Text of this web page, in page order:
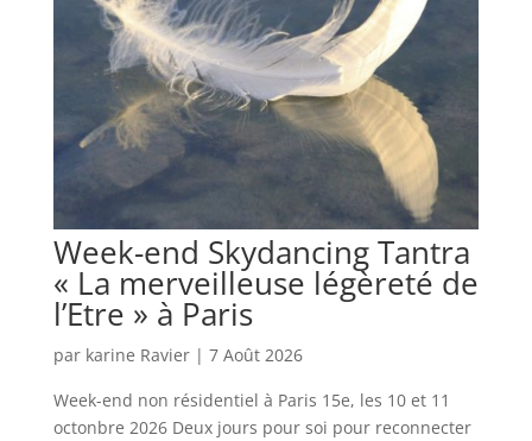
Week-end Skydancing Tantra
« La merveilleuse légèreté de
l’Etre » à Paris
par karine Ravier| 7 Août 2026
Week-end non résidentiel à Paris 15e, les 10 et 11
octonbre 2026 Deux jours pour soi pour reconnecter